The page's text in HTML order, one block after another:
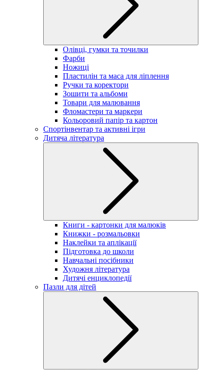
Олівці, гумки та точилки
Фарби
Ножиці
Пластилін та маса для ліплення
Ручки та коректори
Зошити та альбоми
Товари для малювання
Фломастери та маркери
Кольоровий папір та картон
Спортінвентар та активні ігри
Дитяча література
Книги - картонки для малюків
Книжки - розмальовки
Наклейки та аплікації
Підготовка до школи
Навчальні посібники
Художня література
Дитячі енциклопедії
Пазли для дітей